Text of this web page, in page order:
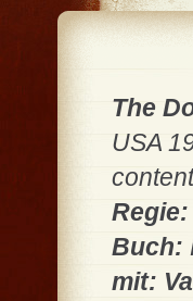
The
USA
Regie:
Buch:
mit: